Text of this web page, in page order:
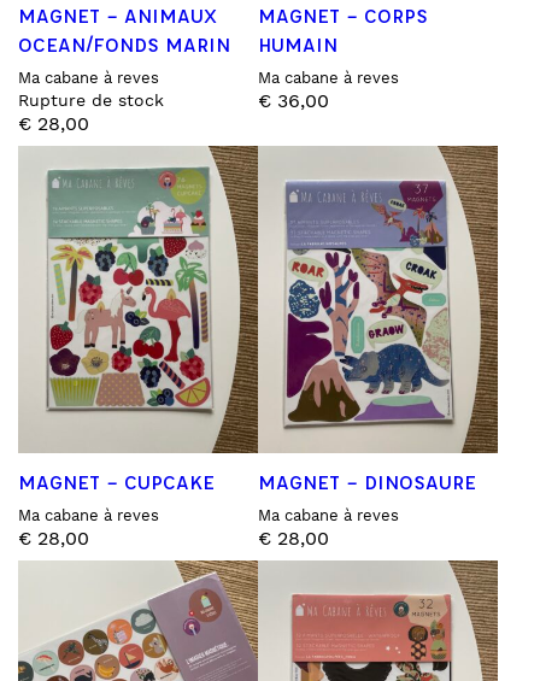
MAGNET – ANIMAUX
OCEAN/FONDS MARIN
Ma cabane à reves
Rupture de stock
€ 28,00
MAGNET – CORPS
HUMAIN
Ma cabane à reves
€ 36,00
MAGNET – CUPCAKE
Ma cabane à reves
€ 28,00
MAGNET – DINOSAURE
Ma cabane à reves
€ 28,00